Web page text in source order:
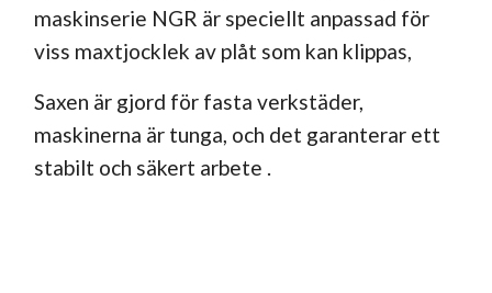
maskinserie NGR är speciellt anpassad för
viss maxtjocklek av plåt som kan klippas,
Saxen är gjord för fasta verkstäder,
maskinerna är tunga, och det garanterar ett
stabilt och säkert arbete .